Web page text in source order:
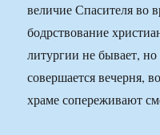
величие Спасителя во
бодрствование
литургии не бывает, но
совершается вечерня,
храме сопереживают